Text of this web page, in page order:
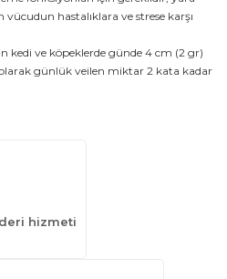
vücudun hastalıklara ve strese karşı
kedi ve köpeklerde günde 4 cm (2 gr)
günlük veilen miktar 2 kata kadar
hizmeti